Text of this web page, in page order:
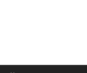
antal röster: